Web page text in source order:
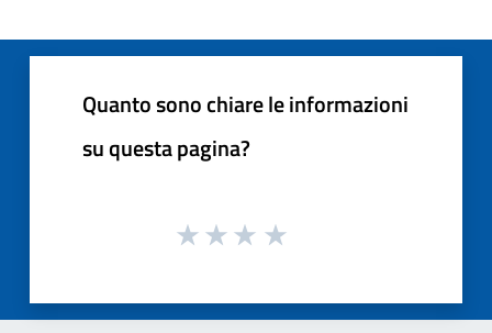
Quanto sono chiare le informazioni
su questa pagina?